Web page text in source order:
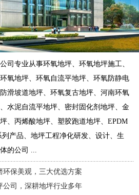
司专业从事环氧地坪、环氧地坪施工、
氧地坪、环氧自流平地坪、环氧防静电
滑坡道地坪、环氧复古地坪、河南环氧
水泥自流平地坪、密封固化剂地坪、金
、丙烯酸地坪、塑胶跑道地坪、EPDM
产品、地坪工程净化研发、设计、生
的公司 ...
环保美观，三大优选方案
公司，深耕地坪行业多年